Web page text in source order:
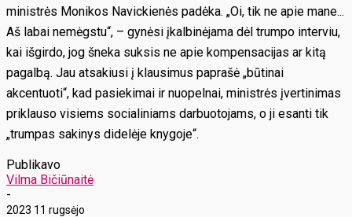
ministrės Monikos Navickienės padėka. „Oi, tik ne apie mane...
Aš labai nemėgstu“, – gynėsi įkalbinėjama dėl trumpo interviu,
kai išgirdo, jog šneka suksis ne apie kompensacijas ar kitą
pagalbą. Jau atsakiusi į klausimus paprašė „būtinai
akcentuoti“, kad pasiekimai ir nuopelnai, ministrės įvertinimas
priklauso visiems socialiniams darbuotojams, o ji esanti tik
„trumpas sakinys didelėje knygoje“.
Publikavo
Vilma Bičiūnaitė
-
2023 11 rugsėjo